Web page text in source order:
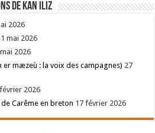
de Kan Iliz
2026
mai 2026
2026
er mæzeù : la voix des campagnes) 27
2026
Carême en breton 17 février 2026